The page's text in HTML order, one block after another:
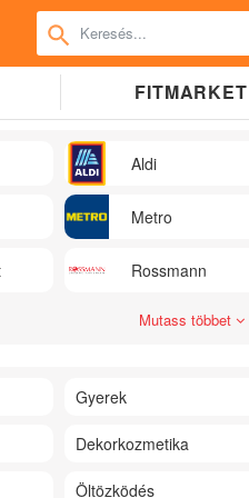
FITMARKET
Aldi
Metro
Rossmann
Mutass többet
Gyerek
Dekorkozmetika
Öltözködés